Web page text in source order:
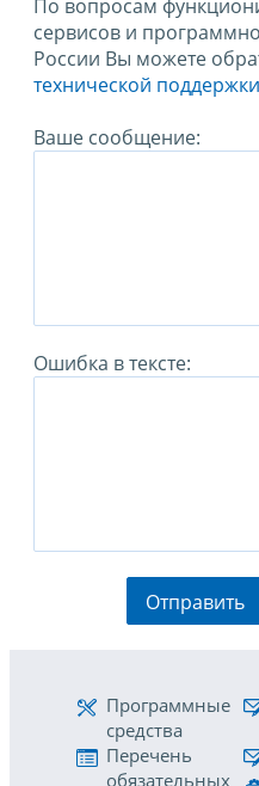
По вопросам
сервисов и
России Вы можете
технической
Ваше сообщение:
Ошибка в тексте:
Отправить
Программные
средства
Перечень
обязательных